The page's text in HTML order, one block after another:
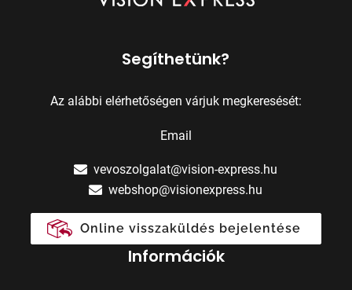
Segíthetünk?
Az alábbi elérhetőségen várjuk megkeresését:
Email
vevoszolgalat@vision-express.hu
webshop@visionexpress.hu
Online visszaküldés bejelentése
Információk